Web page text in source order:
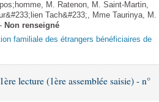
M. Ratenon, M. Saint-Martin,
Tach&#233;, Mme Taurinya, M.
Non renseigné
familiale des étrangers bénéficiaires de
lecture (1ère assemblée saisie) - n°